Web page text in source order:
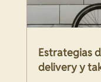
Estrategias
delivery y